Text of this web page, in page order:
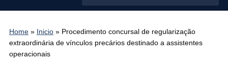
menu
Home» Inicio» Procedimento concursal de regularização
extraordinária de vínculos precários destinado a assistentes
operacionais